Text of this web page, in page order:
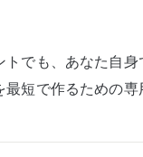
トでも、あなた自
短で作るための専